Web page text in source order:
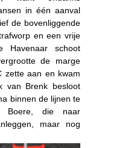
in één aanval
de bovenliggende
en een vrije
Havenaar schoot
de marge
zette aan en kwam
van Brenk besloot
binnen de lijnen te
Boere, die naar
maar nog